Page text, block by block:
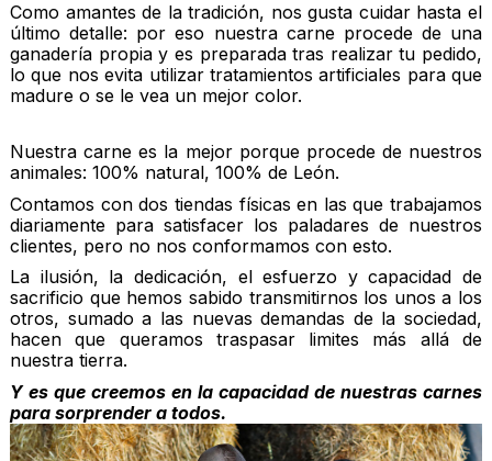
Como amantes de la tradición, nos gusta cuidar hasta el
último detalle: por eso nuestra carne procede de una
ganadería propia y es preparada tras realizar tu pedido,
lo que nos evita utilizar tratamientos artificiales para que
madure o se le vea un mejor color.
Nuestra carne es la mejor porque procede de nuestros
animales: 100% natural, 100% de León.
Contamos con dos tiendas físicas en las que trabajamos
diariamente para satisfacer los paladares de nuestros
clientes, pero no nos conformamos con esto.
La ilusión, la dedicación, el esfuerzo y capacidad de
sacrificio que hemos sabido transmitirnos los unos a los
otros, sumado a las nuevas demandas de la sociedad,
hacen que queramos traspasar limites más allá de
nuestra tierra.
Y es que creemos en la capacidad de nuestras carnes
para sorprender a todos.